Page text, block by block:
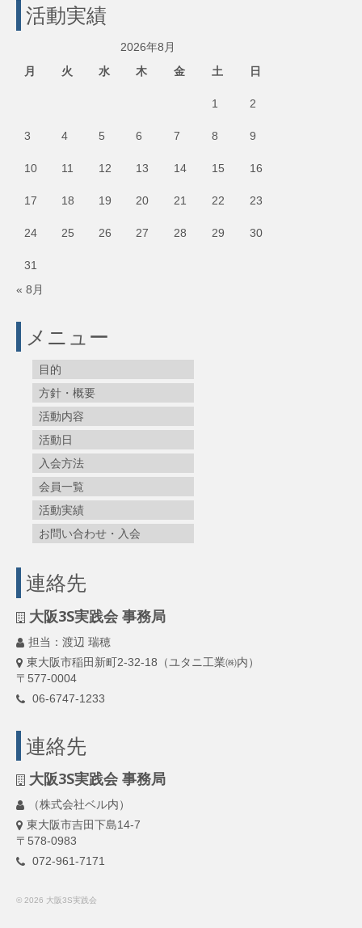
活動実績
2026年8月
月
火 水 木 金 土 日
1 2
3 4 5 6 7 8 9
10 11 12 13 14 15 16
17 18 19 20 21 22 23
24 25 26 27 28 29 30
31
« 8月
メニュー
目的
方針・概要
活動内容
活動日
入会方法
会員一覧
活動実績
お問い合わせ・入会
連絡先
大阪3S実践会 事務局
担当：渡辺 瑞穂
東大阪市稲田新町2-32-18（ユタニ工業㈱内）
〒577-0004
06-6747-1233
連絡先
大阪3S実践会 事務局
（株式会社ベル内）
東大阪市吉田下島14-7
〒578-0983
072-961-7171
© 2026 大阪3S実践会